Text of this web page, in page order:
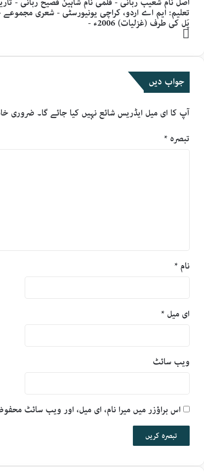
پَل کی طرف (غزلیات) 2006ء -
Website
جواب دیں
آپ کا ای میل ایڈریس شائع نہیں کیا جائے گا۔ ضروری
تبصرہ*
نام*
ای میل*
ویب‌ سائٹ
اس براؤزر میں میرا نام، ای میل، اور ویب سائٹ